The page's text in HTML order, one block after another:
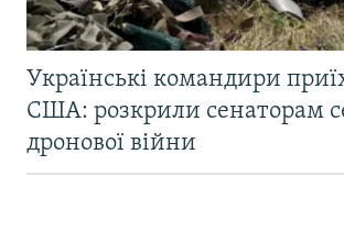
Українські командири
США: розкрили сенаторам
дронової війни